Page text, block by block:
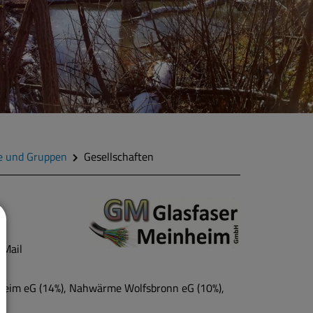
und Gruppen Gesellschaften
eG (14%), Nahwärme Wolfsbronn eG (10%),